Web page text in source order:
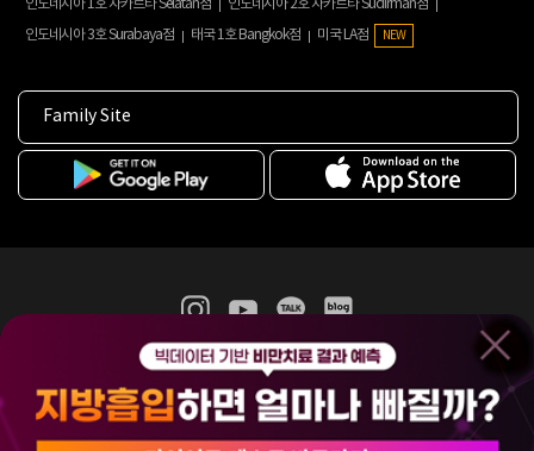
인도네시아 1호 자카르타 Selatan점
인도네시아 2호 자카르타 Sudirman점
인도네시아 3호 Surabaya점
태국 1호 Bangkok점 미국 LA점 NEW
Family Site
365mc 병·의원 이용약관
홈페이지 이용약관
비급여진료수가
(주)365mcㅣ서울특별시 서초구 서초대로52길 7, 3~4층(서초동, 제일빌딩)